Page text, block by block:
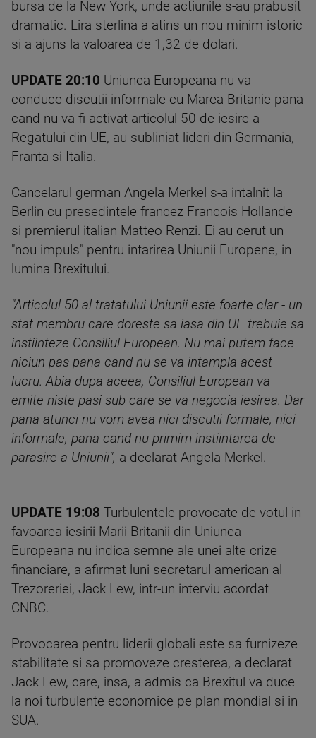
bursa de la New York, unde actiunile s-au prabusit
dramatic. Lira sterlina a atins un nou minim istoric
si a ajuns la valoarea de 1,32 de dolari.
UPDATE 20:10 Uniunea Europeana nu va
conduce discutii informale cu Marea Britanie pana
cand nu va fi activat articolul 50 de iesire a
Regatului din UE, au subliniat lideri din Germania,
Franta si Italia.
Cancelarul german Angela Merkel s-a intalnit la
Berlin cu presedintele francez Francois Hollande
si premierul italian Matteo Renzi. Ei au cerut un
"nou impuls" pentru intarirea Uniunii Europene, in
lumina Brexitului.
"Articolul 50 al tratatului Uniunii este foarte clar - un
stat membru care doreste sa iasa din UE trebuie sa
instiinteze Consiliul European. Nu mai putem face
niciun pas pana cand nu se va intampla acest
lucru. Abia dupa aceea, Consiliul European va
emite niste pasi sub care se va negocia iesirea. Dar
pana atunci nu vom avea nici discutii formale, nici
informale, pana cand nu primim instiintarea de
parasire a Uniunii", a declarat Angela Merkel.
UPDATE 19:08 Turbulentele provocate de votul in
favoarea iesirii Marii Britanii din Uniunea
Europeana nu indica semne ale unei alte crize
financiare, a afirmat luni secretarul american al
Trezoreriei, Jack Lew, intr-un interviu acordat
CNBC.
Provocarea pentru liderii globali este sa furnizeze
stabilitate si sa promoveze cresterea, a declarat
Jack Lew, care, insa, a admis ca Brexitul va duce
la noi turbulente economice pe plan mondial si in
SUA.